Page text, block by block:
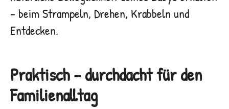
– beim Strampeln, Drehen, Krabbeln und
Entdecken.
Praktisch – durchdacht für den
Familienalltag